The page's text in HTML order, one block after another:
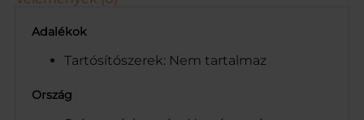
1
L
Adalékok
Tartósítószerek: Nem tartalmaz
Ország